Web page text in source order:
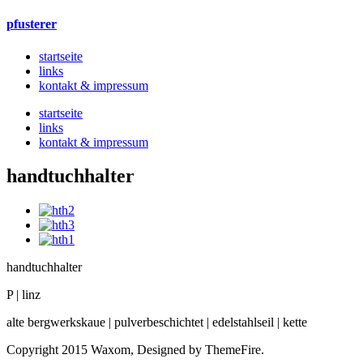
pfusterer
startseite
links
kontakt & impressum
startseite
links
kontakt & impressum
handtuchhalter
handtuchhalter
P | linz
alte bergwerkskaue | pulverbeschichtet | edelstahlseil | kette
Copyright 2015 Waxom, Designed by ThemeFire.